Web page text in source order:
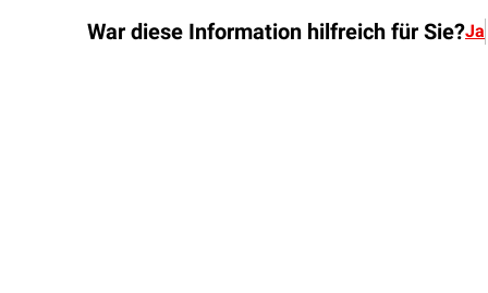
War diese Information hilfreich für Sie?Ja